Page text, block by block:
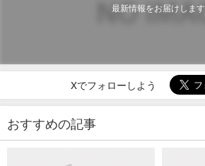
最新情報をお届けします
Xでフォローしよう
おすすめの記事